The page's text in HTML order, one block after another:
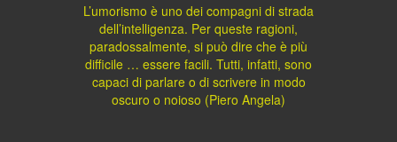
L’umorismo è uno dei compagni di strada
dell’intelligenza. Per queste ragioni,
paradossalmente, si può dire che è più
difficile … essere facili. Tutti, infatti, sono
capaci di parlare o di scrivere in modo
oscuro o noioso (Piero Angela)